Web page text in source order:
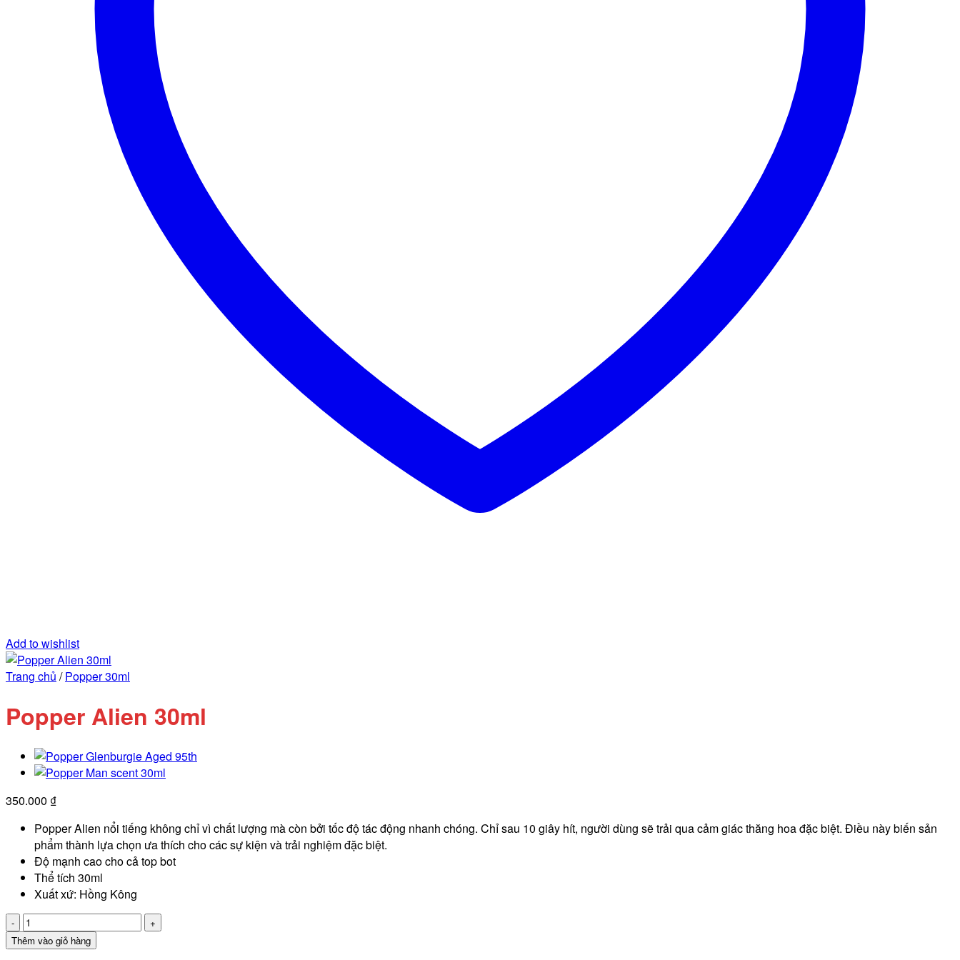
Add to wishlist
Trang chủ / Popper 30ml
Popper Alien 30ml
350.000 ₫
Popper Alien nổi tiếng không chỉ vì chất lượng mà còn bởi tốc độ tác động nhanh chóng. Chỉ sau 10 giây hít, người dùng sẽ trải qua cảm giác thăng hoa đặc biệt. Điều này biến sản
phẩm thành lựa chọn ưa thích cho các sự kiện và trải nghiệm đặc biệt.
Độ mạnh cao cho cả top bot
Thể tích 30ml
Xuất xứ: Hồng Kông
Popper
Alien
30ml
Thêm vào giỏ hàng